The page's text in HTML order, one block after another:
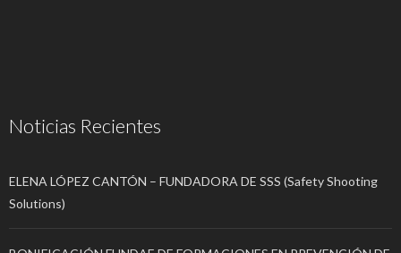
Noticias Recientes
ELENA LÓPEZ CANTÓN – FUNDADORA DE SSS (Safety Shooting
Solutions)